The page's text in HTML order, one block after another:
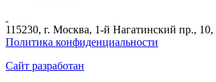
115230, г. Москва, 1-й Нагатинский пр.,
Политика конфиденциальности
Сайт разработан